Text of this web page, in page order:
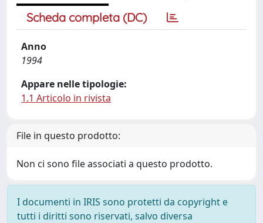
Scheda completa (DC)
Anno
1994
Appare nelle tipologie:
1.1 Articolo in rivista
File in questo prodotto:
Non ci sono file associati a questo prodotto.
I documenti in IRIS sono protetti da copyright e
tutti i diritti sono riservati, salvo diversa